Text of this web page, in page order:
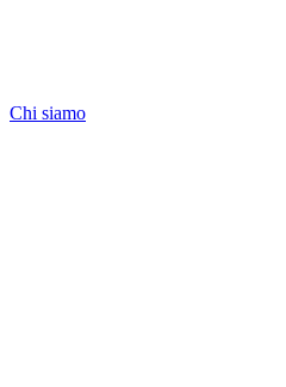
Chi siamo